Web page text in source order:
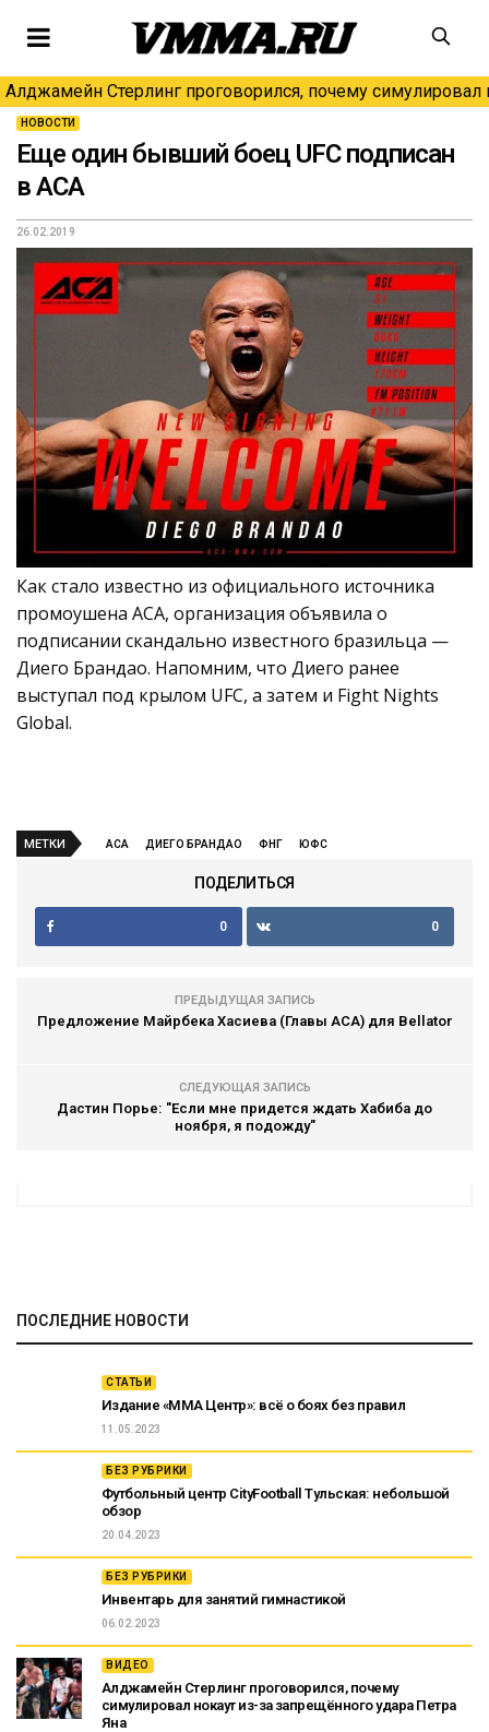
Алджамейн Стерлинг проговорился, почему симулировал
НОВОСТИ
Еще один бывший боец UFC подписан
в ACA
26.02.2019
Как стало известно из официального источника
промоушена АСА, организация объявила о
подписании скандально известного бразильца —
Диего Брандао. Напомним, что Диего ранее
выступал под крылом UFC, а затем и Fight Nights
Global.
МЕТКИ АСА ДИЕГО БРАНДАО ФНГ ЮФС
ПОДЕЛИТЬСЯ
0 0
ПРЕДЫДУЩАЯ ЗАПИСЬ
Предложение Майрбека Хасиева (Главы АСА) для Bellator
СЛЕДУЮЩАЯ ЗАПИСЬ
Дастин Порье: "Если мне придется ждать Хабиба до
ноября, я подожду"
ПОСЛЕДНИЕ НОВОСТИ
СТАТЬИ
Издание «ММА Центр»: всё о боях без правил
11.05.2023
БЕЗ РУБРИКИ
Футбольный центр CityFootball Тульская: небольшой
обзор
20.04.2023
БЕЗ РУБРИКИ
Инвентарь для занятий гимнастикой
06.02.2023
ВИДЕО
Алджамейн Стерлинг проговорился, почему
симулировал нокаут из-за запрещённого удара Петра
Яна